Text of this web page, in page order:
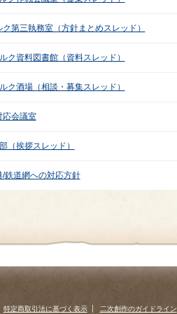
第三執務室（方針まとめスレッド）
ク資料図書館（資料スレッド）
ク酒場（相談・募集スレッド）
応会議室
（挨拶スレッド）
/鉄道網への対応方針
特定商取引法に基づく表示 二次創作のガイドライン